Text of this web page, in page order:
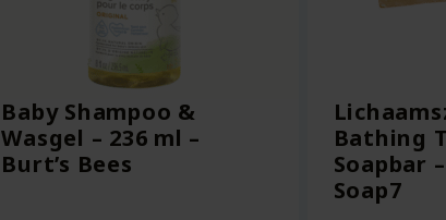
Baby Shampoo &
Wasgel – 236 ml –
Burt’s Bees
Bathing
Soapbar
Soap7